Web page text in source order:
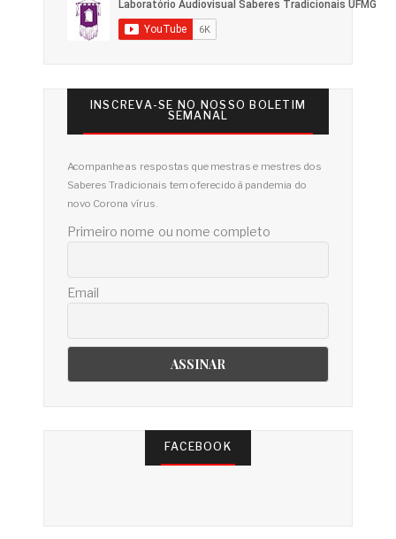
INSCREVA-SE NO NOSSO BOLETIM
SEMANAL
Acompanhe as respostas que mestras e mestres dos
Saberes Tradicionais tem oferecido à pandemia do
novo Corona vírus.
Primeiro nome ou nome completo
Email
FACEBOOK